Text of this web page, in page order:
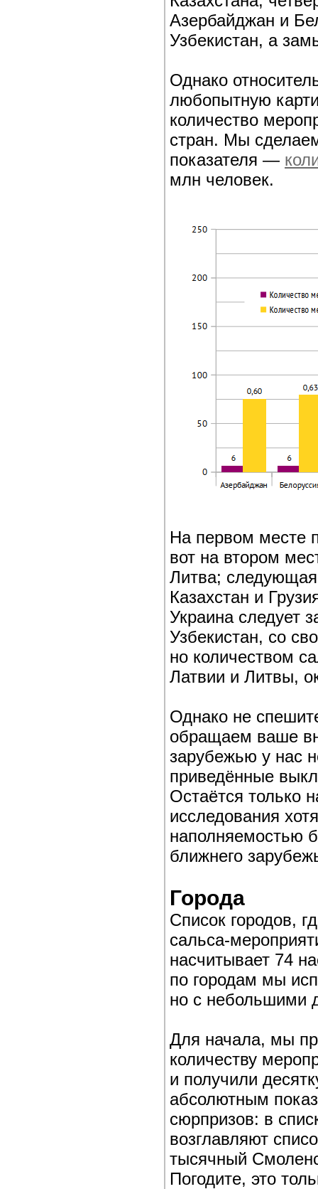
Азербайджан и
Узбекистан, а
Однако
любопытную
количество
стран. Мы
показателя —
млн человек.
На первом месте
вот на втором
Литва;
Казахстан и
Украина следует
Узбекистан, со
но количеством
Латвии и Литвы,
Однако не
обращаем ваше
зарубежью у нас
приведённые
Остаётся только
исследования
наполняемостью
ближнего
Города
Список городов,
сальса-
насчитывает 74
по городам мы
но с небольшими
Для начала, мы
количеству
и получили
абсолютным
сюрпризов: в
возглавляют
тысячный
Погодите, это